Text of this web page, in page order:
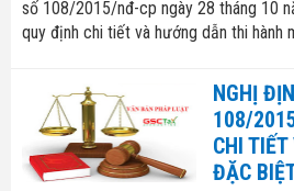
Thay Đổi GPKD
Bảo Hiểm Xã Hôi
Thuế thu nhập doanh nghiệp
số 108/2015/nđ-cp ngày 28 tháng 10
quy định chi tiết và hướng dẫn thi hành
NGHỊ
108/
CHI TIẾT
ĐẶC